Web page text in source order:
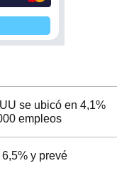
se ubicó en 4,1%
empleos
y prevé